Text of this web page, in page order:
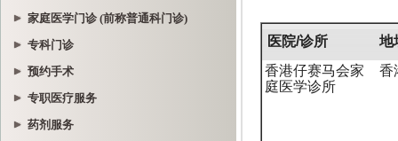
家庭医学门诊 (前称普通科门诊)
专科门诊
预约手术
专职医疗服务
药剂服务